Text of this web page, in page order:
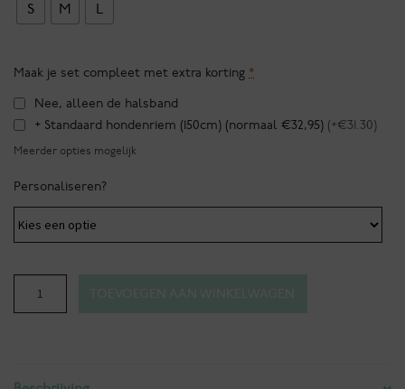
S M L
Maak je set compleet met extra korting *
Nee, alleen de halsband
+ Standaard hondenriem (150cm) (normaal €32,95) (+€31.30)
Meerder opties mogelijk
Personaliseren?